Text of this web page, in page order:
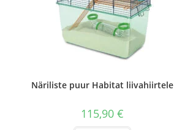
Näriliste puur Habitat liivahiirtele
115,90 €